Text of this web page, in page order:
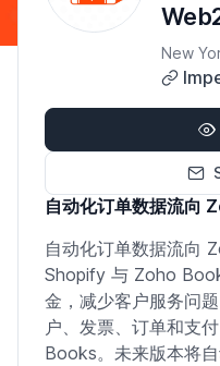
New
自动化订单数据流向
自动化订单数据流向
Shopify 与 Zoho
金，减少客户服务问
户、发票、订单和支
Books。未来版本将